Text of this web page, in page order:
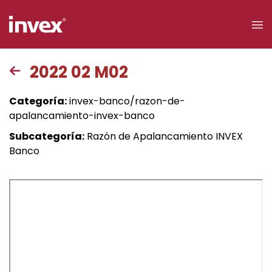
Acceso a
clientes
Buscar
2022 02 M02
Categoría:invex-banco/razon-de-
apalancamiento-invex-banco
Subcategoría: Razón de Apalancamiento INVEX
Banco